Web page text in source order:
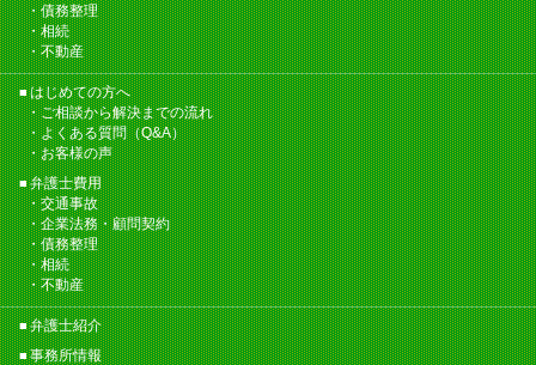
債務整理
相続
不動産
はじめての方へ
ご相談から解決までの流れ
よくある質問（Q&A）
お客様の声
弁護士費用
交通事故
企業法務・顧問契約
債務整理
相続
不動産
弁護士紹介
事務所情報